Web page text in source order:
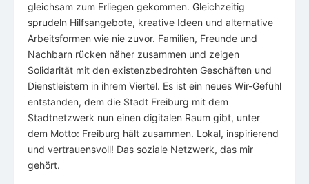
gleichsam zum Erliegen gekommen. Gleichzeitig
sprudeln Hilfsangebote, kreative Ideen und alternative
Arbeitsformen wie nie zuvor. Familien, Freunde und
Nachbarn rücken näher zusammen und zeigen
Solidarität mit den existenzbedrohten Geschäften und
Dienstleistern in ihrem Viertel. Es ist ein neues Wir-Gefühl
entstanden, dem die Stadt Freiburg mit dem
Stadtnetzwerk nun einen digitalen Raum gibt, unter
dem Motto: Freiburg hält zusammen. Lokal, inspirierend
und vertrauensvoll! Das soziale Netzwerk, das mir
gehört.